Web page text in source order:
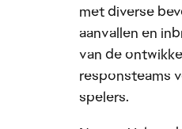
met diverse
aanvallen en
van de
responsteams
spelers.